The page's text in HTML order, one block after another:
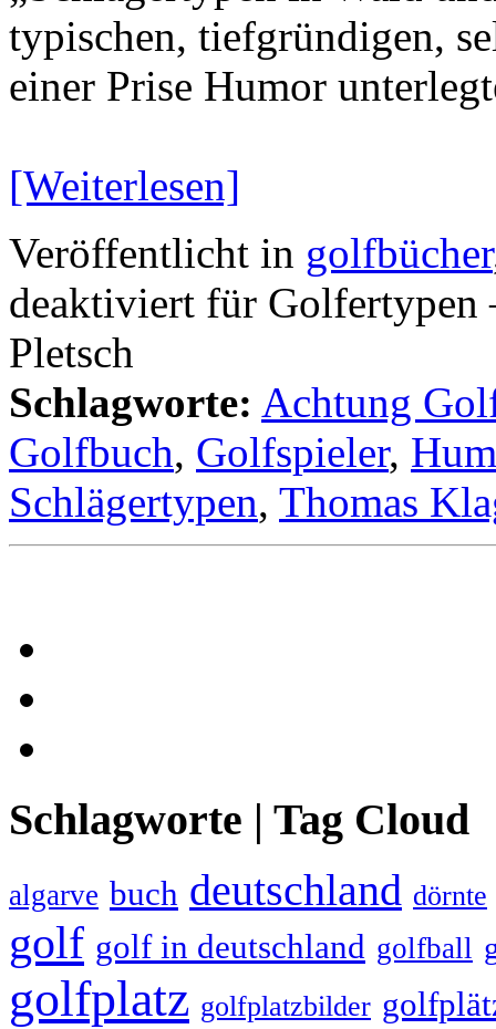
typischen, tiefgründigen,
einer Prise Humor
[Weiterlesen]
Veröffentlicht in golfbücher
deaktiviert für Golfertypen
Pletsch
Schlagworte: Achtung
Golfbuch, Golfspieler,
Schlägertypen, Thomas
Schlagworte | Tag Cloud
algarve buch deutschland dörnte
golf golf in deutschland golfball
golfplatz golfplatzbilder